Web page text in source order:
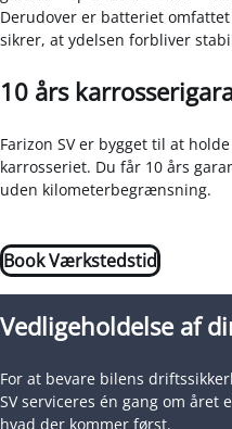
Derudover er batteriet
sikrer, at ydelsen forbliver
10 års
Farizon SV er bygget til at
karrosseriet. Du får 10 års
uden kilometerbegrænsning.
Book Værkstedstid
Vedligeholdelse af
For at bevare bilens
SV serviceres én gang om året
hvad der kommer først.